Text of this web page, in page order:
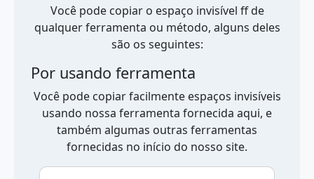
Você pode copiar o espaço invisível ff de
qualquer ferramenta ou método, alguns deles
são os seguintes:
Por usando ferramenta
Você pode copiar facilmente espaços invisíveis
usando nossa ferramenta fornecida aqui, e
também algumas outras ferramentas
fornecidas no início do nosso site.